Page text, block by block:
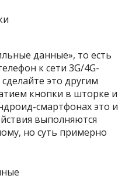
данные», то есть
к сети 3G/4G-
это другим
кнопки в шторке и
смартфонах это и
выполняются
но суть примерно